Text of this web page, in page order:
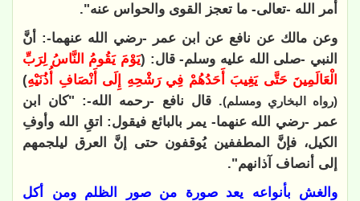
أمر الله -تعالى- ما تعجز القوى والحواس عنه".
وعن مالك عن نافع عن ابن عمر -رضي الله عنهما-: أنَّ
النبي -صلى الله عليه وسلم- قال: (يَوْمَ يَقُومُ النَّاسُ لِرَبِّ
الْعَالَمِينَ حَتَّى يَغِيبَ أَحَدُهُمْ فِي رَشْحِهِ إِلَى أَنْصَافِ أُذُنَيْهِ)
(رواه البخاري ومسلم). قال نافع -رحمه الله-: "كان ابن
عمر -رضي الله عنهما- يمر بالبائع فيقول: اتقِ الله وأوفِ
الكيل، فإنَّ المطففين يُوقفون حتى إنَّ العرق ليلجمهم
إلى أنصاف آذانهم".
والغش بأنواعه يعد صورة من صور الظلم ومن أكل